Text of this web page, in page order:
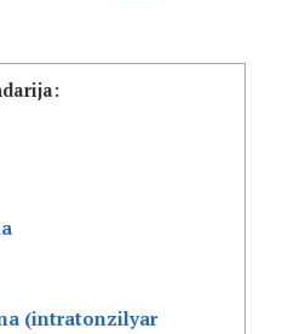
(intratonzilyar